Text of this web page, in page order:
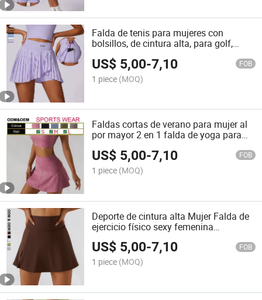
Falda de tenis para mujeres con
bolsillos, de cintura alta, para golf,
US$ 5,00-7,10 FOB
1 piece (MOQ)
Faldas cortas de verano para mujer al
por mayor 2 en 1 falda de yoga para
fitness de secado rápido, vestido
deportivo sexy, pantalones cortos de
playa, falda de tenis
US$ 5,00-7,10 FOB
1 piece (MOQ)
Deporte de cintura alta Mujer Falda de
ejercicio físico sexy femenina
Gimnasio Yoga vestido pantalones
cortos Femenino Faldas de tenis
US$ 5,00-7,10 FOB
1 piece (MOQ)